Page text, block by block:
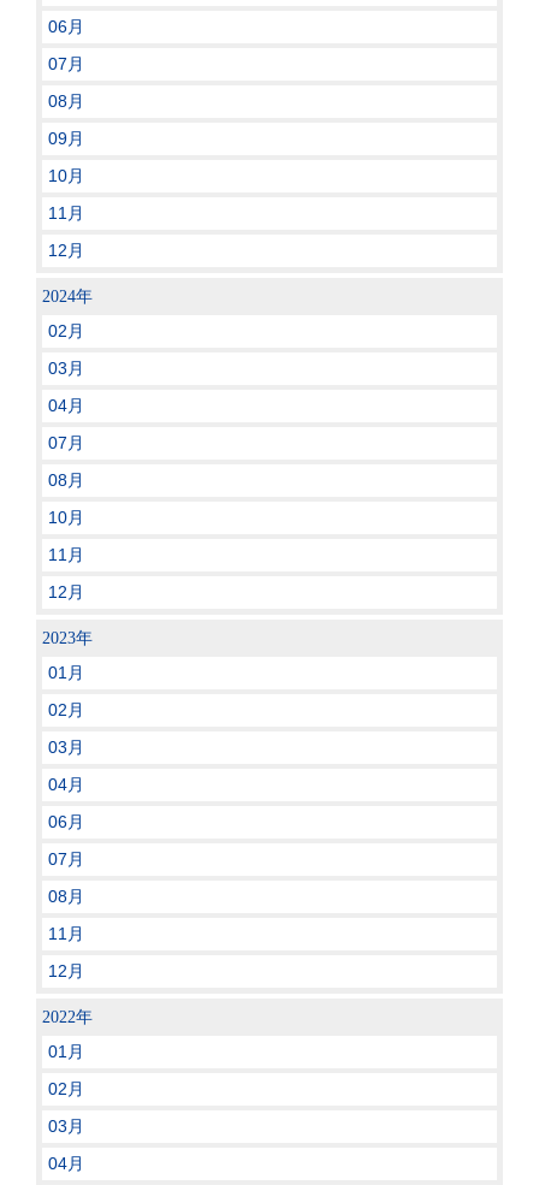
06月
07月
08月
09月
10月
11月
12月
2024年
02月
03月
04月
07月
08月
10月
11月
12月
2023年
01月
02月
03月
04月
06月
07月
08月
11月
12月
2022年
01月
02月
03月
04月